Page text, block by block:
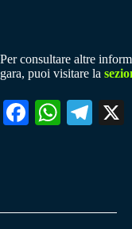
Per consultare altre
gara, puoi visitare la
Fa W
pp
Te
m